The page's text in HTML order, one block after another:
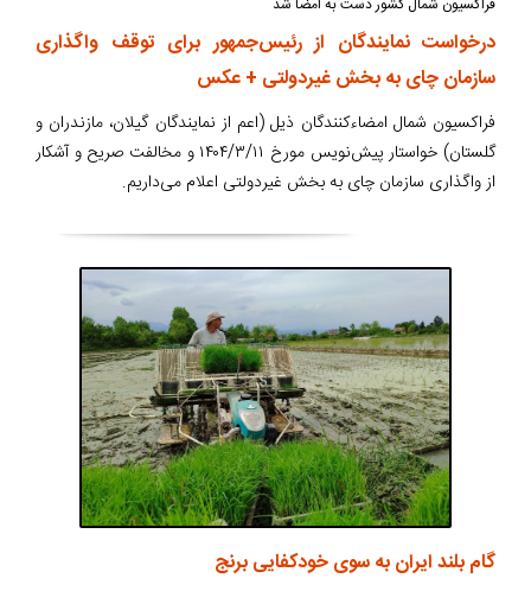
درخواست نمایندگان از رئیس‌جمهور برای توقف واگذاری
سازمان چای به بخش غیردولتی + عکس
فراکسیون شمال امضاءکنندگان ذیل (اعم از نمایندگان گیلان، مازندران و
گلستان) خواستار پیش‌نویس مورخ ۱۴۰۴/۳/۱۱ و مخالفت صریح و آشکار
از واگذاری سازمان چای به بخش غیردولتی اعلام می‌داریم.
گام بلند ایران به سوی خودکفایی برنج